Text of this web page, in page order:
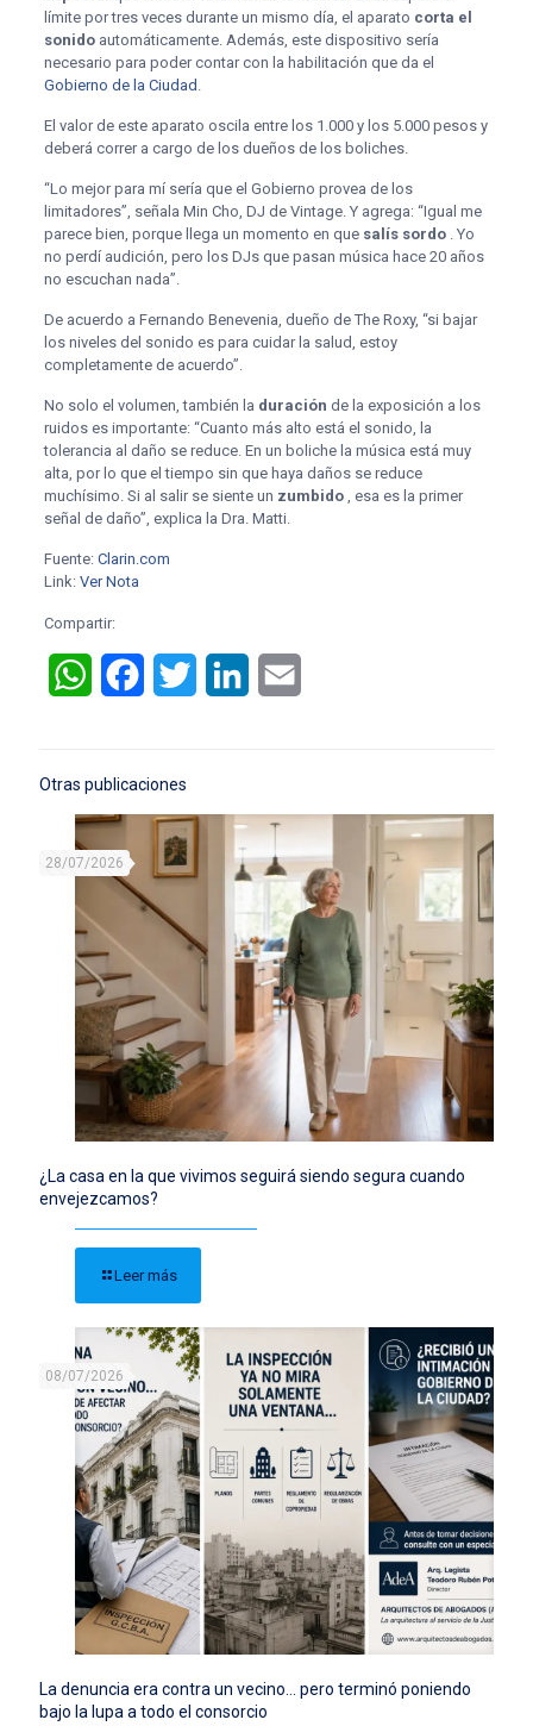
límite por tres veces durante un mismo día, el aparato corta el
sonidoautomáticamente. Además, este dispositivo sería
necesario para poder contar con la habilitación que da el
Gobierno de la Ciudad .
El valor de este aparato oscila entre los 1.000 y los 5.000 pesos y
deberá correr a cargo de los dueños de los boliches.
“Lo mejor para mí sería que el Gobierno provea de los
limitadores”, señala Min Cho, DJ de Vintage. Y agrega: “Igual me
parece bien, porque llega un momento en que salís sordo. Yo
no perdí audición, pero los DJs que pasan música hace 20 años
no escuchan nada”.
De acuerdo a Fernando Benevenia, dueño de The Roxy, “si bajar
los niveles del sonido es para cuidar la salud, estoy
completamente de acuerdo”.
No solo el volumen, también la duración de la exposición a los
ruidos es importante: “Cuanto más alto está el sonido, la
tolerancia al daño se reduce. En un boliche la música está muy
alta, por lo que el tiempo sin que haya daños se reduce
muchísimo. Si al salir se siente un zumbido, esa es la primer
señal de daño”, explica la Dra. Matti.
Fuente: Clarin.com
Link: Ver Nota
Compartir:
WhatsAppFacebookTwitter LinkedIn
Otras publicaciones
28/07/2026
¿La casa en la que vivimos seguirá siendo segura cuando
envejezcamos?
Leer más
08/07/2026
La denuncia era contra un vecino… pero terminó poniendo
bajo la lupa a todo el consorcio